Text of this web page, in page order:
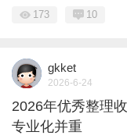
173 10
gkket
2026-6-24
2026年优秀整理
专业化并重